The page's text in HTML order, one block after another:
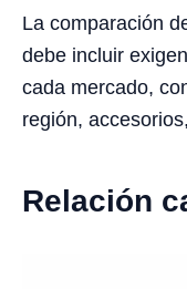
La comparación
debe incluir
cada mercado,
región,
Relación